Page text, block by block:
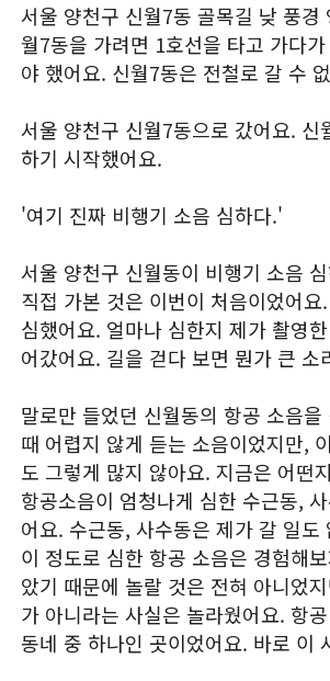
서울 양천구 신월7동 골목길 낮 풍
월7동을 가려면 1호선을 타고 가다
야 했어요. 신월7동은 전철로 갈 수
서울 양천구 신월7동으로 갔어요.
하기 시작했어요.
'여기 진짜 비행기 소음 심하다.'
서울 양천구 신월동이 비행기 소음
직접 가본 것은 이번이 처음이었어
심했어요. 얼마나 심한지 제가 촬영
어갔어요. 길을 걷다 보면 뭔가 큰
말로만 들었던 신월동의 항공 소음
때 어렵지 않게 듣는 소음이었지만,
도 그렇게 많지 않아요. 지금은 어떤
항공소음이 엄청나게 심한 수근동,
어요. 수근동, 사수동은 제가 갈 일
이 정도로 심한 항공 소음은 경험해
았기 때문에 놀랄 것은 전혀 아니었
가 아니라는 사실은 놀라웠어요. 항
동네 중 하나인 곳이었어요. 바로 이